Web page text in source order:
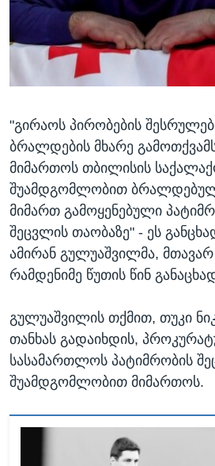
ᲡᲢᲣᲓᲘᲐ ᲕᲐᲨᲘᲜᲒᲢᲝᲜᲘ
ᲔᲙᲝᲜᲝᲛᲘᲙᲐ
ᲯᲐᲜᲛᲠᲗᲔᲚᲝᲑᲐ
ᲛᲔᲪᲜᲘᲔᲠᲔᲑᲐ
ᲙᲣᲚᲢᲣᲠᲐ
ᲒᲐᲚᲘᲚᲔᲝ
ᲓᲔᲖᲘᲜᲤᲝᲠᲛᲐᲪᲘᲐ
Learning English
ᲗᲕᲐᲚᲘ ᲒᲕᲐᲓᲔᲕᲜᲔᲗ
ენები
"გირაოს პირობების
ბრალდების მხარე
მიმართოს თბილისის
შუამდგომლობით
მიმართ გამოყენებული
შეცვლის თაობაზე" - ეს
ამირან გულუაშვილმა,
რამდენიმე წუთის წინ
გულუაშვილის თქმით, თუკი
თანხას გადაიხდის,
სასამართლოს პატიმრობის
შუამდგომლობით მიმართოს.